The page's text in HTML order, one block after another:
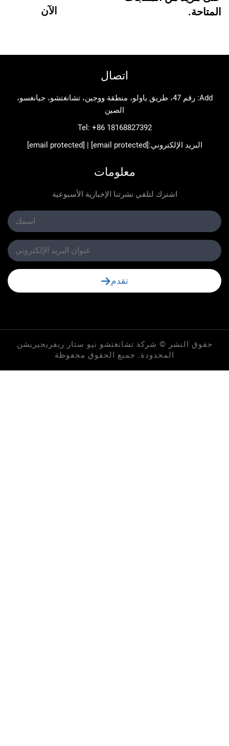
Add: رقم 47، طريق ياولو، منطقة ووجين، تشانغتشو، جيانغسو،
Tel:+86 18168827392
الإلكتروني:[email protected]
|
[email protected]
معلومات
اشترك لتلقي نشرتنا الإخبارية الأسبوعية
© شركة تشانغتشو نيو ستار ريفريجيريشن
المحدودة. جميع الحقوق محفوظة